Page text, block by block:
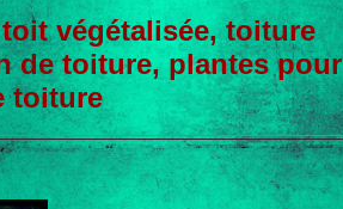
végétalisée,toiture
de toiture, plantes pour
toiture